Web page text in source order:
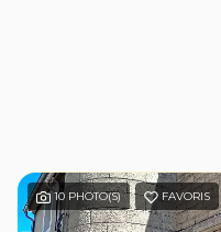
10 PHOTO(S) FAVORIS